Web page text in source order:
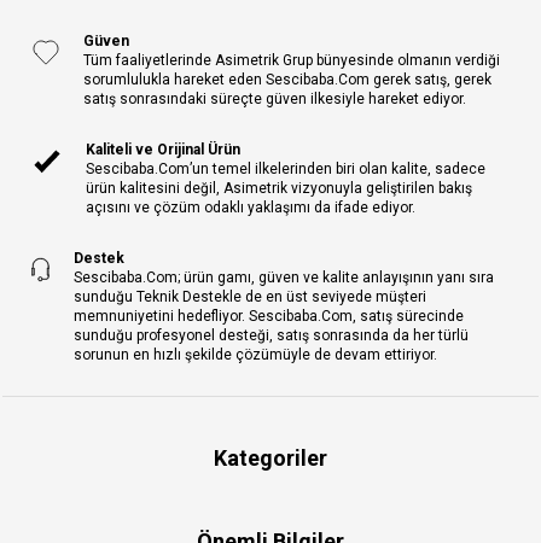
Güven
Tüm faaliyetlerinde Asimetrik Grup bünyesinde olmanın verdiği
sorumlulukla hareket eden Sescibaba.Com gerek satış, gerek
satış sonrasındaki süreçte güven ilkesiyle hareket ediyor.
Kaliteli ve Orijinal Ürün
Sescibaba.Com’un temel ilkelerinden biri olan kalite, sadece
ürün kalitesini değil, Asimetrik vizyonuyla geliştirilen bakış
açısını ve çözüm odaklı yaklaşımı da ifade ediyor.
Destek
Sescibaba.Com; ürün gamı, güven ve kalite anlayışının yanı sıra
sunduğu Teknik Destekle de en üst seviyede müşteri
memnuniyetini hedefliyor. Sescibaba.Com, satış sürecinde
sunduğu profesyonel desteği, satış sonrasında da her türlü
sorunun en hızlı şekilde çözümüyle de devam ettiriyor.
Kategoriler